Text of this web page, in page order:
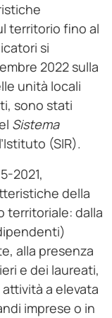
territorio fino al
si
2022 sulla
unità locali
sono stati
Sistema
(SIR).
2021,
della
territoriale: dalla
alla presenza
e dei laureati,
a elevata
imprese o in